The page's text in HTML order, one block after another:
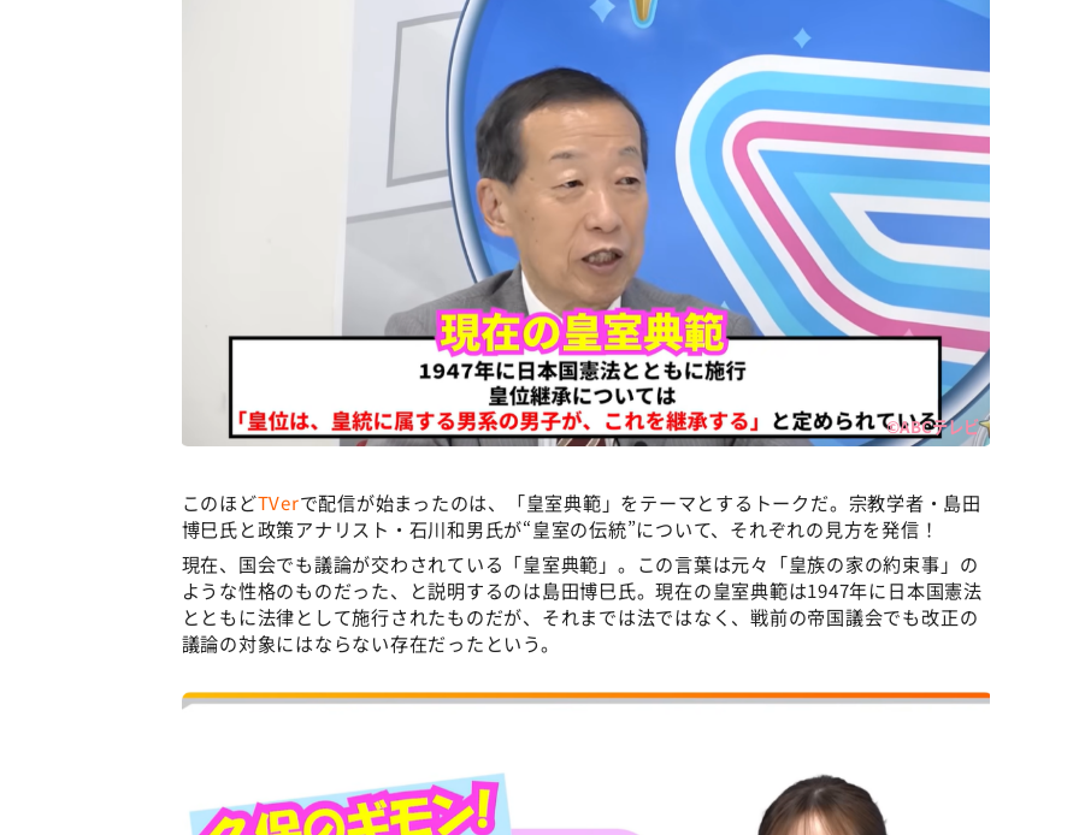
©ABCテレビ
このほどTVerで配信が始まったのは、「皇室典範」をテーマとするトークだ。宗教学者・島田
博巳氏と政策アナリスト・石川和男氏が“皇室の伝統”について、それぞれの見方を発信！
現在、国会でも議論が交わされている「皇室典範」。この言葉は元々「皇族の家の約束事」の
ような性格のものだった、と説明するのは島田博巳氏。現在の皇室典範は1947年に日本国憲法
とともに法律として施行されたものだが、それまでは法ではなく、戦前の帝国議会でも改正の
議論の対象にはならない存在だったという。